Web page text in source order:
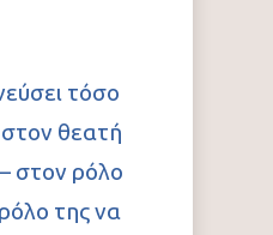
τόσο
θεατή
στον ρόλο
της να